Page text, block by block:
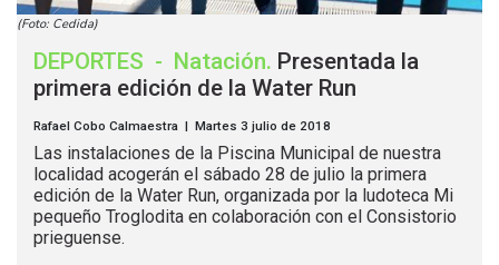
(Foto: Cedida)
DEPORTES - Natación. Presentada la
primera edición de la Water Run
Rafael Cobo Calmaestra | Martes 3 julio de 2018
Las instalaciones de la Piscina Municipal de nuestra
localidad acogerán el sábado 28 de julio la primera
edición de la Water Run, organizada por la ludoteca Mi
pequeño Troglodita en colaboración con el Consistorio
prieguense.